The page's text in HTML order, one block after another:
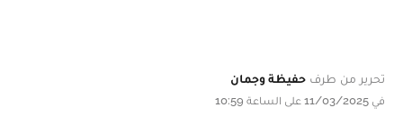
تحرير من طرف حفيظة وجمان
في 11/03/2025 على الساعة 10:59